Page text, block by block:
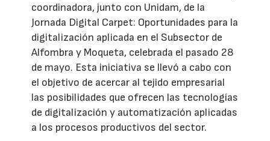
coordinadora, junto con Unidam, de la
Jornada Digital Carpet: Oportunidades para la
digitalización aplicada en el Subsector de
Alfombra y Moqueta, celebrada el pasado 28
de mayo. Esta iniciativa se llevó a cabo con
el objetivo de acercar al tejido empresarial
las posibilidades que ofrecen las tecnologías
de digitalización y automatización aplicadas
a los procesos productivos del sector.